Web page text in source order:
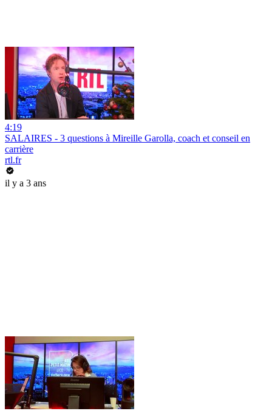
4:19
SALAIRES - 3 questions à Mireille Garolla, coach et conseil en
carrière
rtl.fr
il y a 3 ans